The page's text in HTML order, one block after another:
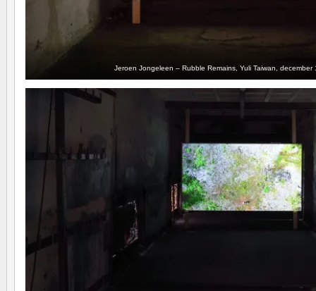
Jeroen Jongeleen – Rubble Remains, Yuli Taiwan,